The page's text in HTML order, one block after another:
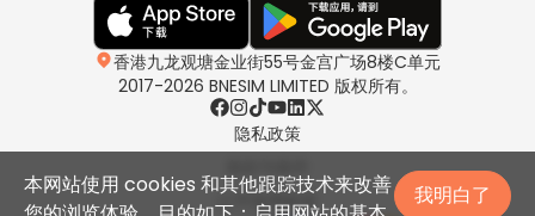
香港九龙观塘金业街55号金宫广场8楼C单元
2017-2026 BNESIM LIMITED 版权所有。
隐私政策
公平使用政策
本网站使用 cookies 和其他跟踪技术来改善
我明白了